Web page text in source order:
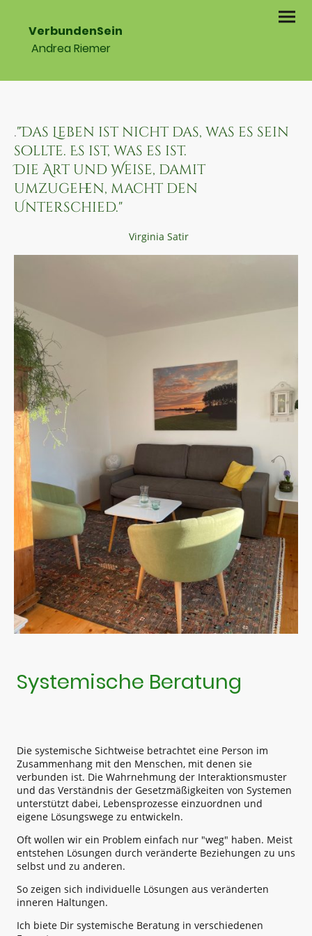
VerbundenSein
Andrea Riemer
."Das Leben ist nicht das, was es sein
sollte. Es ist, was es ist.
Die Art und Weise, damit
umzugehen, macht den
Unterschied."
Virginia Satir
Systemische Beratung
Die systemische Sichtweise betrachtet eine Person im
Zusammenhang mit den Menschen, mit denen sie
verbunden ist. Die Wahrnehmung der Interaktionsmuster
und das Verständnis der Gesetzmäßigkeiten von Systemen
unterstützt dabei, Lebensprozesse einzuordnen und
eigene Lösungswege zu entwickeln.
Oft wollen wir ein Problem einfach nur "weg" haben. Meist
entstehen Lösungen durch veränderte Beziehungen zu uns
selbst und zu anderen.
So zeigen sich individuelle Lösungen aus veränderten
inneren Haltungen.
Ich biete Dir systemische Beratung in verschiedenen